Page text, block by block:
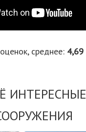
оценок, среднее: 4,69
ИНТЕРЕСНЫЕ